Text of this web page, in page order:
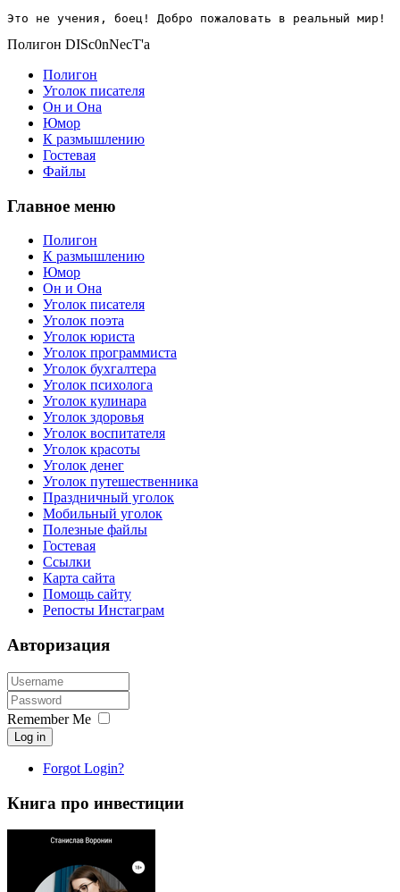
Это не учения, боец! Добро пожаловать в реальный мир!
Полигон DISc0nNecT'a
Полигон
Уголок писателя
Он и Она
Юмор
К размышлению
Гостевая
Файлы
Главное меню
Полигон
К размышлению
Юмор
Он и Она
Уголок писателя
Уголок поэта
Уголок юриста
Уголок программиста
Уголок бухгалтера
Уголок психолога
Уголок кулинара
Уголок здоровья
Уголок воспитателя
Уголок красоты
Уголок денег
Уголок путешественника
Праздничный уголок
Мобильный уголок
Полезные файлы
Гостевая
Ссылки
Карта сайта
Помощь сайту
Репосты Инстаграм
Авторизация
Remember Me
Log in
Forgot Login?
Книга про инвестиции